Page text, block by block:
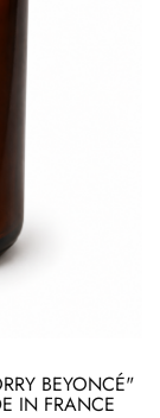
BEYONCÉ"
IN FRANCE